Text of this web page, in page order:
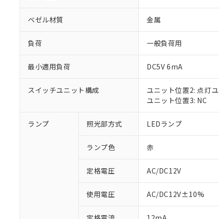
ベゼル材質 金属
負荷 一般負荷用
最小適用負荷 DC5V 6mA
スイッチユニット構成
ユニット位置2: 点灯
ユニット位置3: NC
ランプ 照光部方式 LEDランプ
ランプ色 赤
定格電圧 AC/DC12V
使用電圧 AC/DC12V±10%
ご利用条件
以下の条件をお
※1 対応状況
対応予定：EU
対応予定なし：
調査・確認中：
非該当品：ライセ
※1 中国